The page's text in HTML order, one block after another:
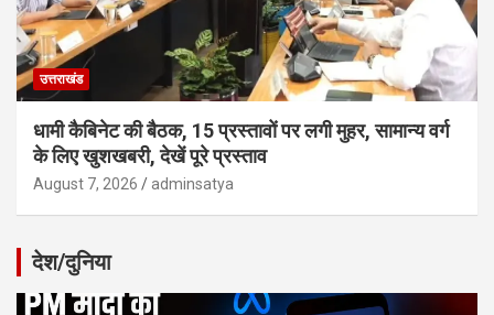
उत्तराखंड
धामी कैबिनेट की बैठक, 15 प्रस्तावों पर लगी मुहर, सामान्य वर्ग
के लिए खुशखबरी, देखें पूरे प्रस्ताव
August 7, 2026 adminsatya
देश/दुनिया